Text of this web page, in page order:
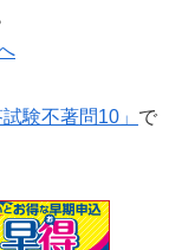
験不著問10」 で